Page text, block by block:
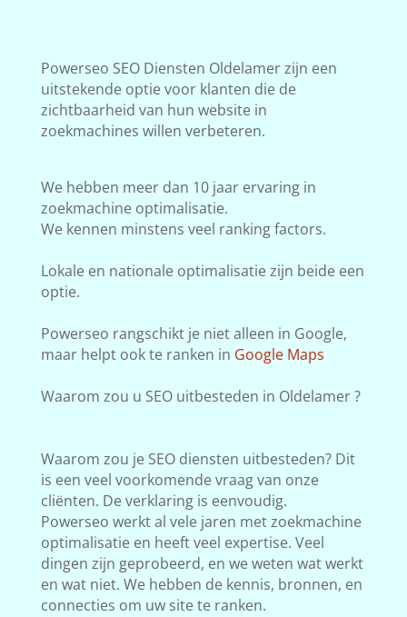
Powerseo SEO Diensten Oldelamer zijn een
uitstekende optie voor klanten die de
zichtbaarheid van hun website in
zoekmachines willen verbeteren.
We hebben meer dan 10 jaar ervaring in
zoekmachine optimalisatie.
We kennen minstens veel ranking factors.
Lokale en nationale optimalisatie zijn beide een
optie.
Powerseo rangschikt je niet alleen in Google,
maar helpt ook te ranken in Google Maps
Waarom zou u SEO uitbesteden in Oldelamer ?
Waarom zou je SEO diensten uitbesteden? Dit
is een veel voorkomende vraag van onze
cliënten. De verklaring is eenvoudig.
Powerseo werkt al vele jaren met zoekmachine
optimalisatie en heeft veel expertise. Veel
dingen zijn geprobeerd, en we weten wat werkt
en wat niet. We hebben de kennis, bronnen, en
connecties om uw site te ranken.